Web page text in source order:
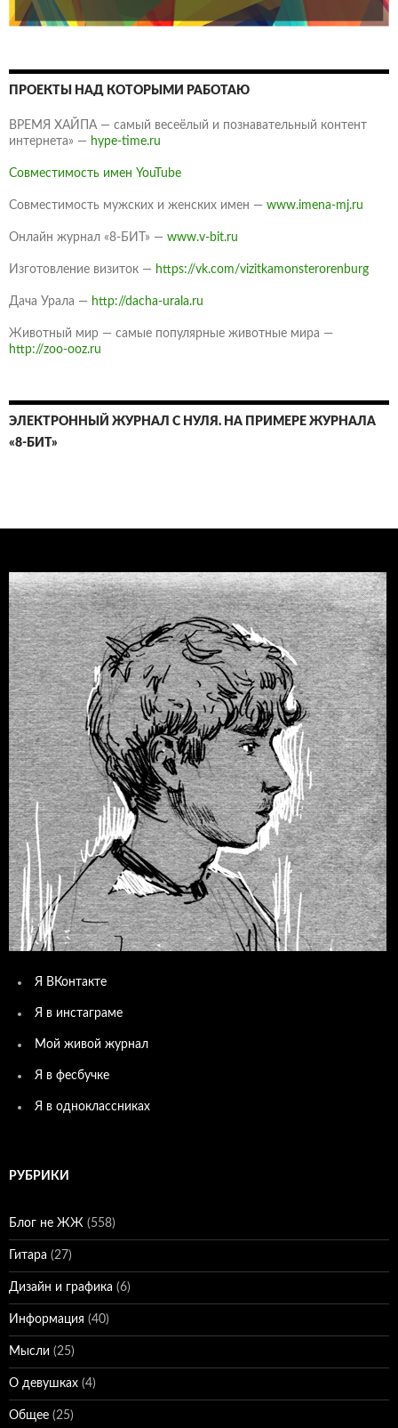
ПРОЕКТЫ НАД КОТОРЫМИ РАБОТАЮ
ВРЕМЯ ХАЙПА — самый весеёлый и познавательный контент
интернета» — hype-time.ru
Совместимость имен YouTube
Совместимость мужских и женских имен — www.imena-mj.ru
Онлайн журнал «8-БИТ» — www.v-bit.ru
Изготовление визиток — https://vk.com/vizitkamonsterorenburg
Дача Урала — http://dacha-urala.ru
Животный мир — самые популярные животные мира —
http://zoo-ooz.ru
ЭЛЕКТРОННЫЙ ЖУРНАЛ С НУЛЯ. НА ПРИМЕРЕ ЖУРНАЛА
«8-БИТ»
Я ВКонтакте
Я в инстаграме
Мой живой журнал
Я в фесбучке
Я в одноклассниках
РУБРИКИ
Блог не ЖЖ (558)
Гитара (27)
Дизайн и графика (6)
Информация (40)
Мысли (25)
О девушках (4)
Общее (25)